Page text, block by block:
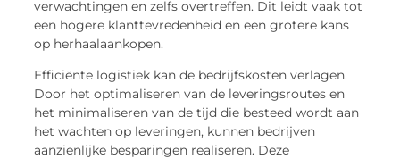
verwachtingen en zelfs overtreffen. Dit leidt vaak tot
een hogere klanttevredenheid en een grotere kans
op herhaalaankopen.
Efficiënte logistiek kan de bedrijfskosten verlagen.
Door het optimaliseren van de leveringsroutes en
het minimaliseren van de tijd die besteed wordt aan
het wachten op leveringen, kunnen bedrijven
aanzienlijke besparingen realiseren. Deze